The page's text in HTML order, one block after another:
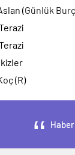
(Günlük Burç
(R)